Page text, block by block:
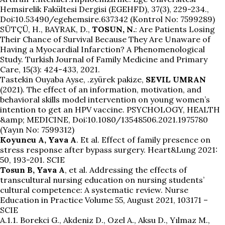
Hemsirelik Fakültesi Dergisi (EGEHFD), 37(3), 229-234.,
Doi:10.53490/egehemsire.637342 (Kontrol No: 7599289)
SÜTÇÜ, H., BAYRAK, D., TOSUN, N.: Are Patients Losing
Their Chance of Survival Because They Are Unaware of
Having a Myocardial Infarction? A Phenomenological
Study. Turkish Journal of Family Medicine and Primary
Care, 15(3): 424-433, 2021.
Tastekin Ouyaba Ayse, .zyürek pakize, SEVIL UMRAN
(2021). The effect of an information, motivation, and
behavioral skills model intervention on young women’s
intention to get an HPV vaccine. PSYCHOLOGY, HEALTH
&amp; MEDICINE, Doi:10.1080/13548506.2021.1975780
(Yayın No: 7599312)
Koyuncu A, Yava A. Et al. Effect of family presence on
stress response after bypass surgery. Heart&Lung 2021:
50, 193-201. SCIE
Tosun B, Yava A, et al. Addressing the effects of
transcultural nursing education on nursing students’
cultural competence: A systematic review. Nurse
Education in Practice Volume 55, August 2021, 103171 –
SCIE
A.1.1. Borekci G., Akdeniz D., Ozel A., Aksu D., Yılmaz M.,